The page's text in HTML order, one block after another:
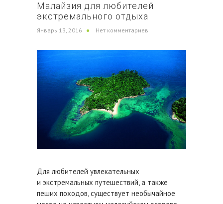
Малайзия для любителей
экстремального отдыха
Январь 13, 2016 Нет комментариев
Для любителей увлекательных
и экстремальных путешествий, а также
пеших походов, существует необычайное